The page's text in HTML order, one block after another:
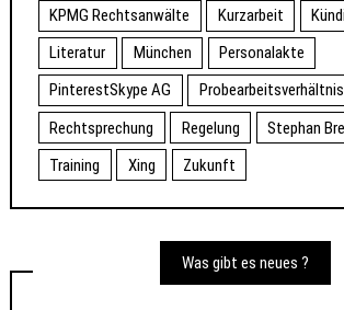
KPMG Rechtsanwälte
Kurzarbeit
Literatur
München
Personalakte
PinterestSkype AG
Probearbeitsverhältnis
Rechtsprechung
Regelung
Stephan
Training
Xing Zukunft
Was gibt es neues ?